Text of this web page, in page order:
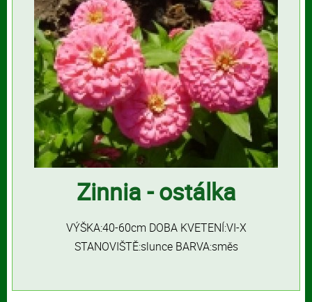
Zinnia - ostálka
VÝŠKA:40-60cm DOBA KVETENÍ:VI-X
STANOVIŠTĚ:slunce BARVA:směs